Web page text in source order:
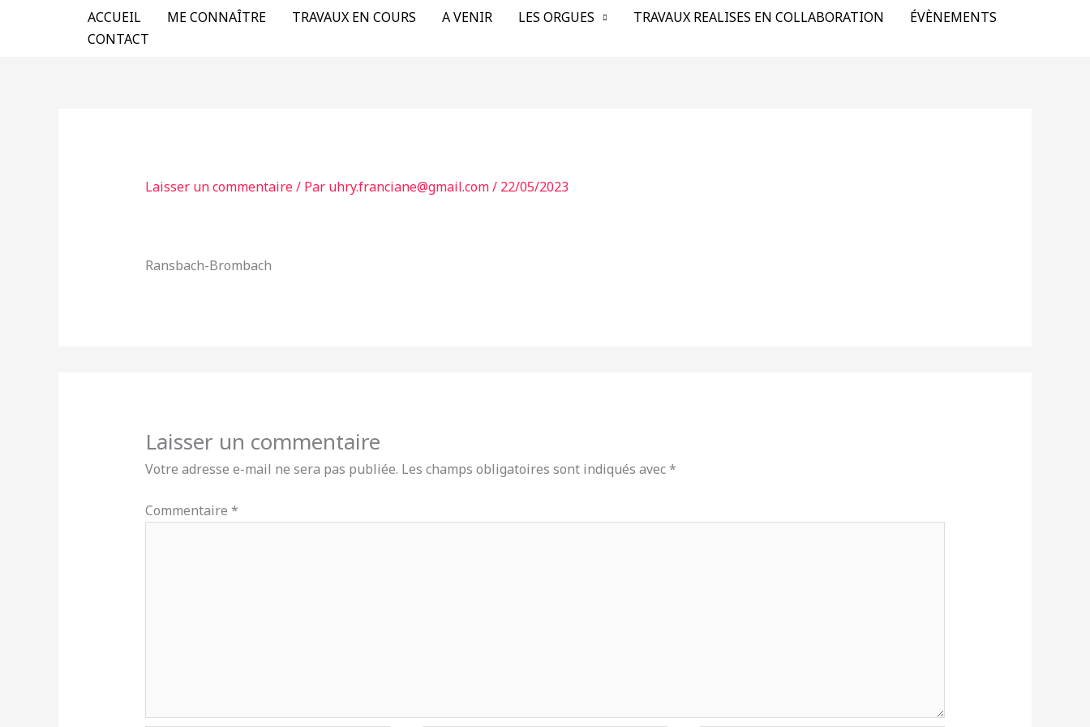
ACCUEIL ME CONNAÎTRE TRAVAUX EN COURS A VENIR LES ORGUES TRAVAUX REALISES EN COLLABORATION
ÉVÈNEMENTS
CONTACT
Laisser un commentaire/ Par uhry.franciane@gmail.com/ 22/05/2023
Ransbach-Brombach
Laisser un commentaire
Votre adresse e-mail ne sera pas publiée. Les champs obligatoires sont indiqués avec*
Commentaire *